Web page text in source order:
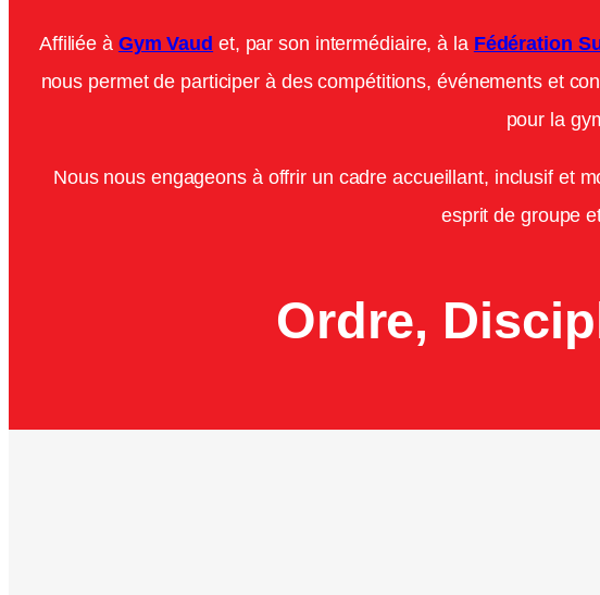
Affiliée à Gym Vaud et, par son intermédiaire, à la Fédération
nous permet de participer à des compétitions, événements et
pour la
Nous nous engageons à offrir un cadre accueillant, inclusif et
esprit de groupe
Ordre,